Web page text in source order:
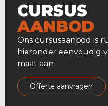
CURSUS
AANBOD
Ons cursusaanbod is
hieronder eenvoudig
maat aan.
offerte aanvragen